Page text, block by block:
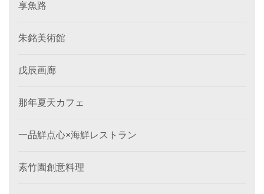
享魚路
朱銘美術館
戊辰画廊
那年夏天カフェ
一品鮮点心×海鮮レストラン
素竹園創意料理